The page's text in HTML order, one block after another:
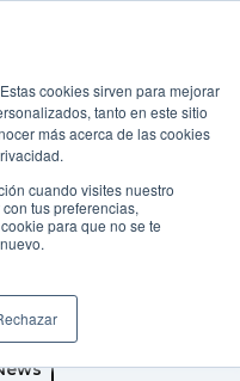
cookies sirven para mejorar
tanto en este sitio
más acerca de las cookies
cuando visites nuestro
tus preferencias,
para que no se te
ESC para cerrar
PROEXCA